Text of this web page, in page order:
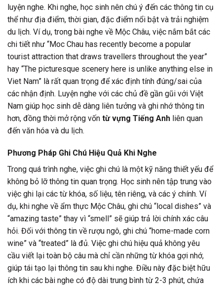
luyện nghe. Khi nghe, học sinh nên chú ý đến các thông tin cụ
thể như địa điểm, thời gian, đặc điểm nổi bật và trải nghiệm
du lịch. Ví dụ, trong bài nghe về Mộc Châu, việc nắm bắt các
chi tiết như “Moc Chau has recently become a popular
tourist attraction that draws travellers throughout the year”
hay “The picturesque scenery here is unlike anything else in
Viet Nam” là rất quan trọng để xác định tính đúng/sai của
các nhận định. Luyện nghe với các chủ đề gần gũi với Việt
Nam giúp học sinh dễ dàng liên tưởng và ghi nhớ thông tin
hơn, đồng thời mở rộng vốn từ vựng Tiếng Anh liên quan
đến văn hóa và du lịch.
Phương Pháp Ghi Chú Hiệu Quả Khi Nghe
Trong quá trình nghe, việc ghi chú là một kỹ năng thiết yếu để
không bỏ lỡ thông tin quan trọng. Học sinh nên tập trung vào
việc ghi lại các từ khóa, số liệu, tên riêng, và các ý chính. Ví
dụ, khi nghe về ẩm thực Mộc Châu, ghi chú “local dishes” và
“amazing taste” thay vì “smell” sẽ giúp trả lời chính xác câu
hỏi. Đối với thông tin về rượu ngô, ghi chú “home-made corn
wine” và “treated” là đủ. Việc ghi chú hiệu quả không yêu
cầu viết lại toàn bộ câu mà chỉ cần những từ khóa gợi nhớ,
giúp tái tạo lại thông tin sau khi nghe. Điều này đặc biệt hữu
ích khi các bài nghe có độ dài trung bình từ 2-3 phút, chứa